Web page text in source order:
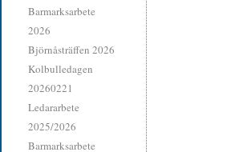
Barmarksarbete
2026
Björnåsträffen 2026
Kolbulledagen
20260221
Ledararbete
2025/2026
Barmarksarbete